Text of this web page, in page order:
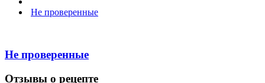
Не проверенные
Не проверенные
Отзывы о рецепте